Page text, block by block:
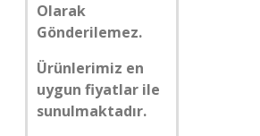
Olarak
Gönderilemez.
Ürünlerimiz en
uygun fiyatlar ile
sunulmaktadır.